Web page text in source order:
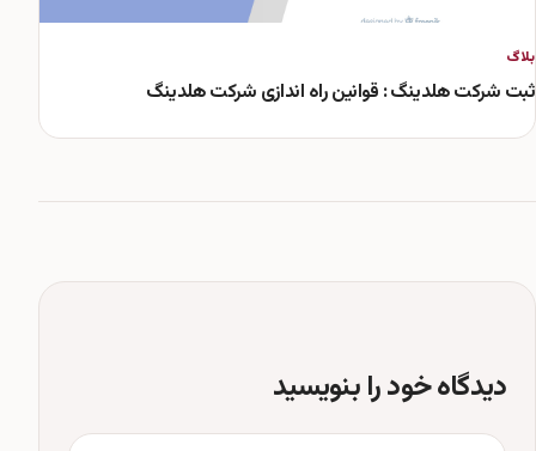
بلاگ
ثبت شرکت هلدینگ : قوانین راه اندازی شرکت هلدینگ
دیدگاه خود را بنویسید